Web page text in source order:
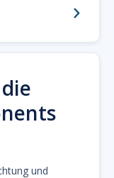
und